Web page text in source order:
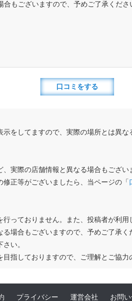
もございますので、予めご了承くださ
口コミをする
をしてますので、実際の場所とは異な
実際の店舗情報と異なる場合もござ
正等がございましたら、当ページの「
っておりません。また、投稿者が利
場合もございますので、予めご了承
さい。
指しておりますので、ご理解とご協力
プライバシー 運営会社 お問